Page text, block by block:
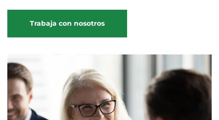
Trabaja con nosotros